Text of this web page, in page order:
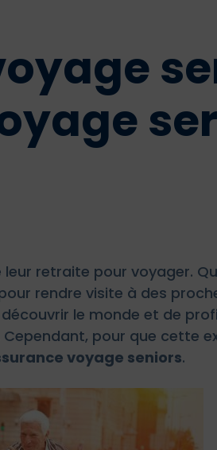
retraite pour voyager.
rendre visite à des
le monde et de
pour que cette
voyage seniors.